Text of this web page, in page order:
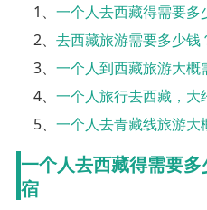
1、一个人去西藏得需要多
2、去西藏旅游需要多少钱
3、一个人到西藏旅游大概
4、一个人旅行去西藏，大
5、一个人去青藏线旅游大
一个人去西藏得需要
宿